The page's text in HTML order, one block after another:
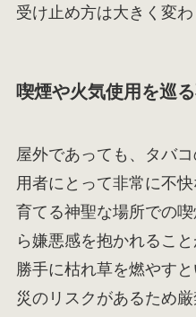
受け止め方は大きく変わ
喫煙や火気使用を巡
屋外であっても、タバ
用者にとって非常に不
育てる神聖な場所での
ら嫌悪感を抱かれるこ
勝手に枯れ草を燃やす
災のリスクがあるため